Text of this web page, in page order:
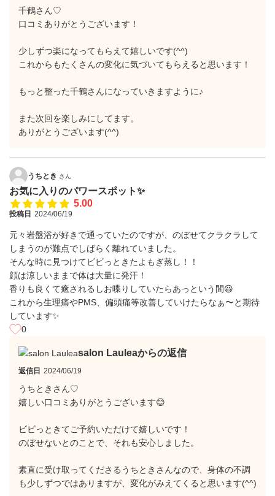
千鶴さん♡
口コミありがとうございます！
少しずつ楽になってもらえて嬉しいです(^^)
これからもたくさんの変化に気づいてもらえると思います！
もっと整った千鶴さんになっていきますように♪
また次回を楽しみにしてます。
ありがとうございます(^^)
うちとき さん
お気に入りのパワースポット✨
5.00
投稿日 2024/06/19
元々岩盤浴が好きで通っていたのですが、のぼせてクラクラして
しまうのが難点でしばらく離れていました。
そんな時に見つけてビビっときたよもぎ蒸し！！
顔は涼しいままで体は大量に発汗！
香りも良くて癒されるしお喋りしていたらあっという間😆
これから生理痛やPMS、偏頭痛等改善していけたらなぁ〜と期待
しています✨
0
salon Lauleaからの返信
返信日 2024/06/19
うちときさん♡
嬉しい口コミありがとうございます😊
ビビっときてご予約いただけて嬉しいです！
のぼせないとのことで、それも安心しました。
素直に受け取ってくださるうちときさんなので、身体の不調
も少しずつではありますが、変化がみえてくると思います(^^)